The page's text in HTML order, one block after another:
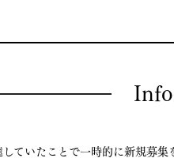
ていたことで一時的に新規募